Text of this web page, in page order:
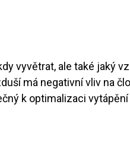
vyvětrat, ale také jaký
má negativní vliv na
k optimalizaci